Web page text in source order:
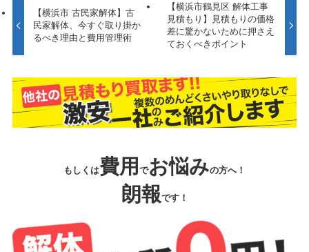
【横浜市 古民家解体】古
民家解体、今すぐ取り掛か
るべき理由と費用管理術
【横浜市鶴見区 解体工事
見積もり】見積もりの価格
差に驚かないために押さえ
ておくべきポイント
もしくは費用 でお悩みの方へ！
朗報です！